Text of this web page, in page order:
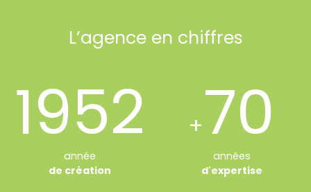
L’agence en chiffres
1952
année
de création
+70
années
d'expertise